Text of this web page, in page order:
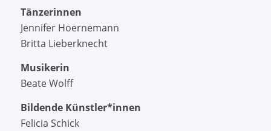
Tänzerinnen
Jennifer Hoernemann
Britta Lieberknecht
Musikerin
Beate Wolff
Bildende Künstler*innen
Felicia Schick